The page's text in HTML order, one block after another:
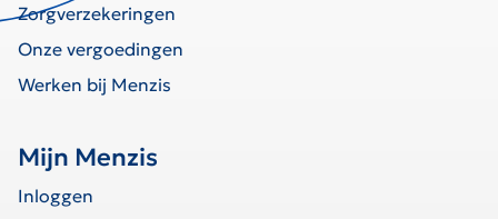
Zorgverzekeringen
Onze vergoedingen
Werken bij Menzis
Mijn Menzis
Inloggen